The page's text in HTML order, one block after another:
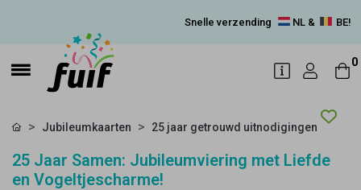
Snelle verzending NL & BE!
0
Jubileumkaarten 25 jaar getrouwd uitnodigingen
25 Jaar Samen: Jubileumviering met Liefde
en Vogeltjescharme!